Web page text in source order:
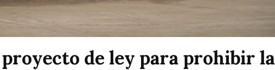
de ley para prohibir la